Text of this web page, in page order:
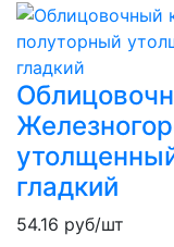
гладкий
54.16 руб/шт